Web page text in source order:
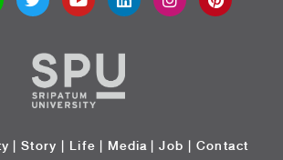
| Story | Life | Media |Job | Contact